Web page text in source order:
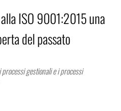
ISO 9001:2015 una
del passato
gestionali e i processi